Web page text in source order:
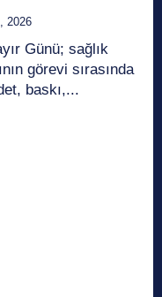
2026
Günü; sağlık
görevi sırasında
baskı,...